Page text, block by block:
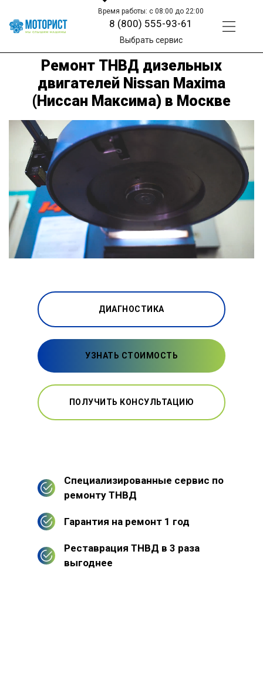
Время работы: с 08:00 до 22:00
8 (800) 555-93-61
Выбрать сервис
Ремонт ТНВД дизельных
двигателей Nissan Maxima
(Ниссан Максима) в Москве
ДИАГНОСТИКА
УЗНАТЬ СТОИМОСТЬ
ПОЛУЧИТЬ КОНСУЛЬТАЦИЮ
Специализированные сервис по
ремонту ТНВД
Гарантия на ремонт 1 год
Реставрация ТНВД в 3 раза
выгоднее